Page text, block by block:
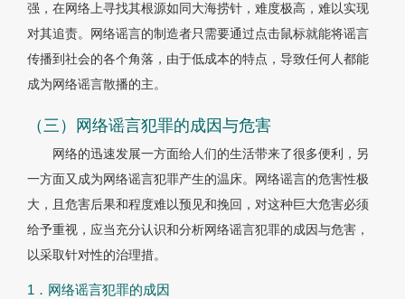
强，在网络上寻找其根源如同大海捞针，难度极高，难以实现
对其追责。网络谣言的制造者只需要通过点击鼠标就能将谣言
传播到社会的各个角落，由于低成本的特点，导致任何人都能
成为网络谣言散播的主。
（三）网络谣言犯罪的成因与危害
网络的迅速发展一方面给人们的生活带来了很多便利，另
一方面又成为网络谣言犯罪产生的温床。网络谣言的危害性极
大，且危害后果和程度难以预见和挽回，对这种巨大危害必须
给予重视，应当充分认识和分析网络谣言犯罪的成因与危害，
以采取针对性的治理措。
1．网络谣言犯罪的成因